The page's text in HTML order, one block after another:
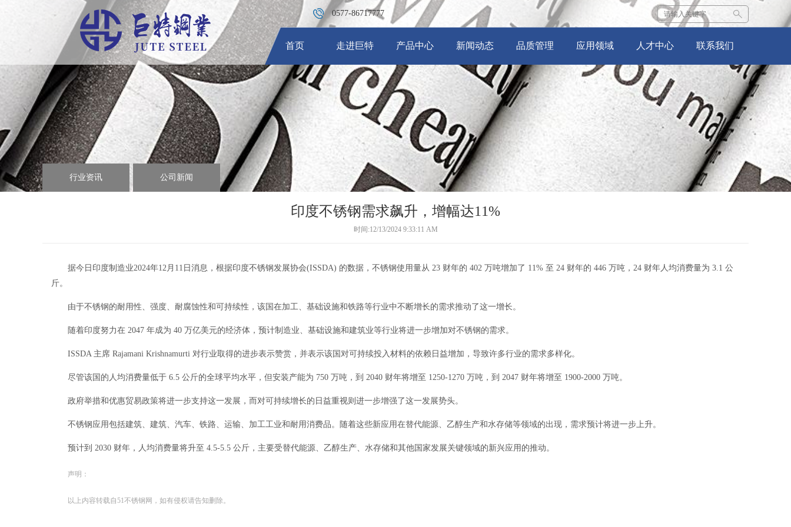
0577-86717777
首页 走进巨特
·企业简介 总裁致辞
企业文化 · 荣誉资质
精英团队
产品中心
·不锈钢厚壁管
大口径不锈钢厚壁管
新闻动态
行业资讯 公司新闻
品质管理
检测设备 ·生产设备
工艺流程
应用领域 人才中心 联系我们
行业资讯 公司新闻
印度不锈钢需求飙升，增幅达11%
时间:12/13/2024 9:33:11 AM
据今日印度制造业2024年12月11日消息，根据印度不锈钢发展协会(ISSDA) 的数据，不锈钢使用量从 23 财年的 402 万吨增加了 11% 至 24 财年的 446 万吨，24 财年人均消费量为 3.1 公
斤。
由于不锈钢的耐用性、强度、耐腐蚀性和可持续性，该国在加工、基础设施和铁路等行业中不断增长的需求推动了这一增长。
随着印度努力在 2047 年成为 40 万亿美元的经济体，预计制造业、基础设施和建筑业等行业将进一步增加对不锈钢的需求。
ISSDA 主席 Rajamani Krishnamurti 对行业取得的进步表示赞赏，并表示该国对可持续投入材料的依赖日益增加，导致许多行业的需求多样化。
尽管该国的人均消费量低于 6.5 公斤的全球平均水平，但安装产能为 750 万吨，到 2040 财年将增至 1250-1270 万吨，到 2047 财年将增至 1900-2000 万吨。
政府举措和优惠贸易政策将进一步支持这一发展，而对可持续增长的日益重视则进一步增强了这一发展势头。
不锈钢应用包括建筑、建筑、汽车、铁路、运输、加工工业和耐用消费品。随着这些新应用在替代能源、乙醇生产和水存储等领域的出现，需求预计将进一步上升。
预计到 2030 财年，人均消费量将升至 4.5-5.5 公斤，主要受替代能源、乙醇生产、水存储和其他国家发展关键领域的新兴应用的推动。
声明：
以上内容转载自51不锈钢网，如有侵权请告知删除。